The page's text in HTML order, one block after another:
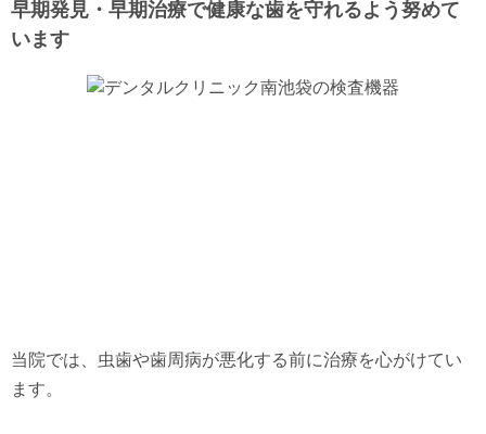
早期発見・早期治療で健康な歯を守れるよう努めて
います
当院では、虫歯や歯周病が悪化する前に治療を心がけてい
ます。